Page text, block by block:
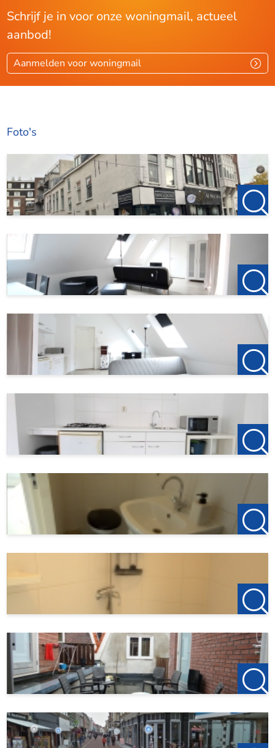
Schrijf je in voor onze woningmail, actueel
aanbod!
Aanmelden voor woningmail
Foto's